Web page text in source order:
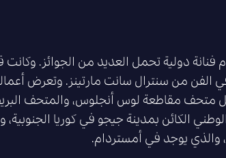
تعتبر الفنانة لولوة الحمود المولودة في العام 1967م فنانة دولية تحمل العديد من
الفن من سنترال سانت مارتينز. وتعرض
متحف مقاطعة لوس أنجلوس، والمتحف
الكائن بمدينة جيجو في كوريا
والذي يوجد في أمستردام.